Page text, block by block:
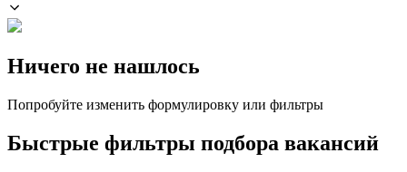
Ничего не нашлось
Попробуйте изменить формулировку или фильтры
Быстрые фильтры подбора вакансий